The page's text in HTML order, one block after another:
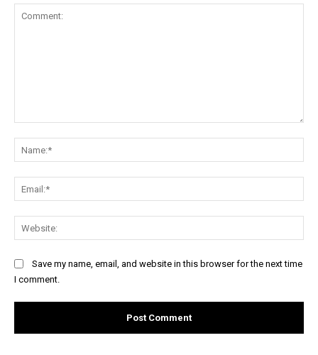
Save my name, email, and website in this browser for the next time
I comment.